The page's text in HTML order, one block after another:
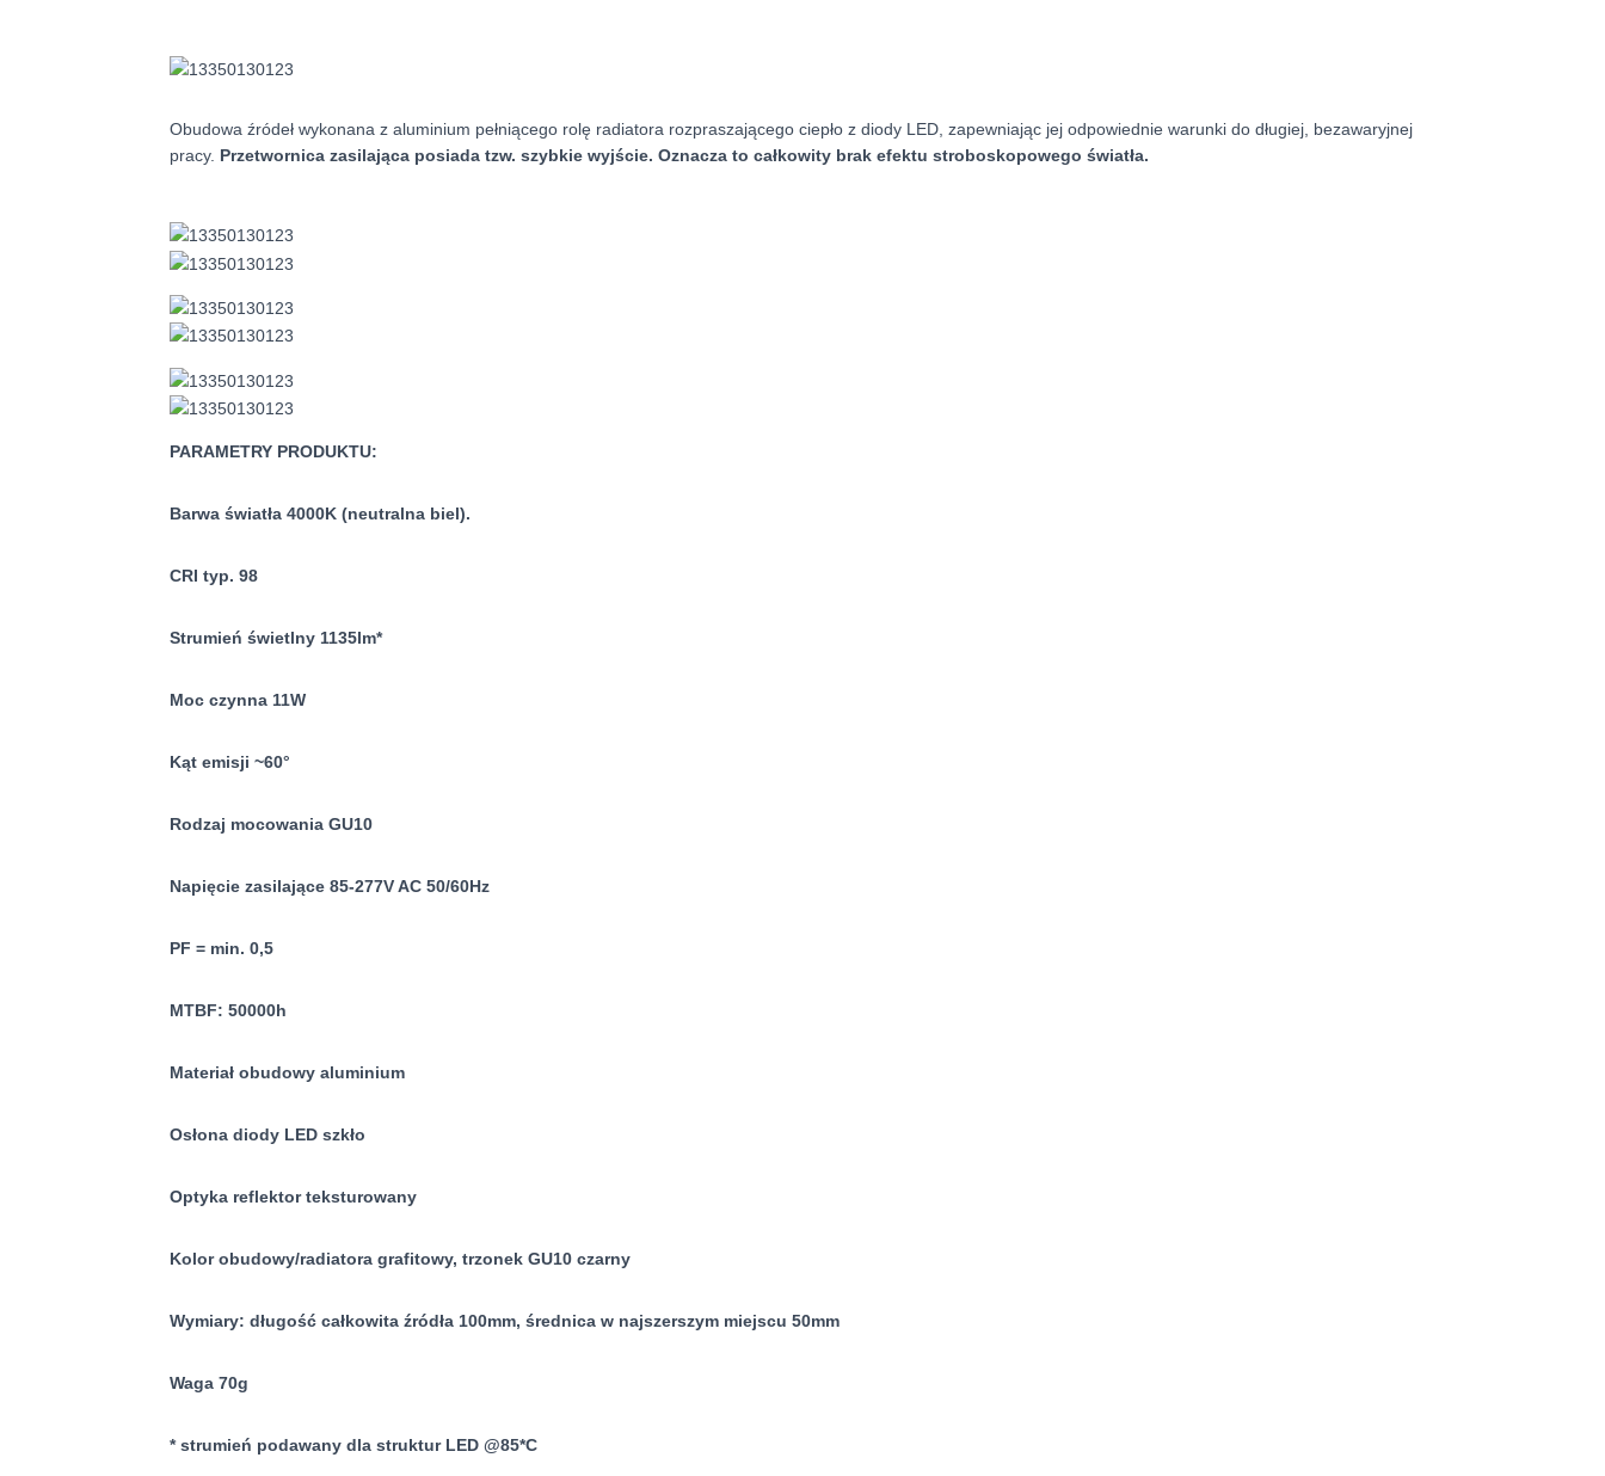
Obudowa źródeł wykonana z aluminium pełniącego rolę radiatora rozpraszającego ciepło z diody LED, zapewniając jej odpowiednie warunki do długiej, bezawaryjnej
pracy. Przetwornica zasilająca posiada tzw. szybkie wyjście. Oznacza to całkowity brak efektu stroboskopowego światła.
PARAMETRY PRODUKTU:
Barwa światła 4000K (neutralna biel).
CRI typ. 98
Strumień świetlny 1135lm*
Moc czynna 11W
Kąt emisji ~60°
Rodzaj mocowania GU10
Napięcie zasilające 85-277V AC 50/60Hz
PF = min. 0,5
MTBF: 50000h
Materiał obudowy aluminium
Osłona diody LED szkło
Optyka reflektor teksturowany
Kolor obudowy/radiatora grafitowy, trzonek GU10 czarny
Wymiary: długość całkowita źródła 100mm, średnica w najszerszym miejscu 50mm
Waga 70g
* strumień podawany dla struktur LED @85*C